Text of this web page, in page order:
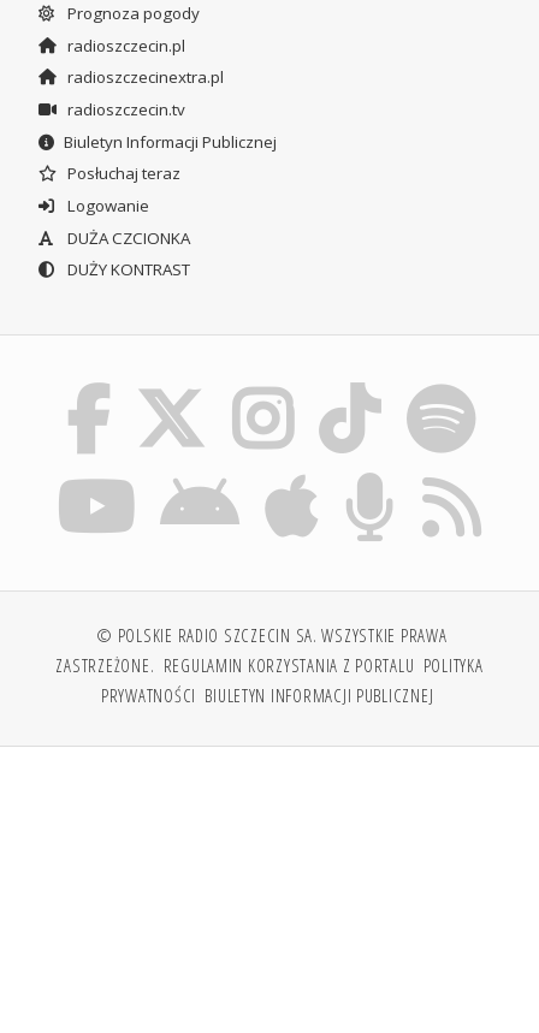
Prognoza pogody
radioszczecin.pl
radioszczecinextra.pl
radioszczecin.tv
Biuletyn Informacji Publicznej
Posłuchaj teraz
Logowanie
DUŻA CZCIONKA
DUŻY KONTRAST
© POLSKIE RADIO SZCZECIN SA. WSZYSTKIE PRAWA
ZASTRZEŻONE. REGULAMIN KORZYSTANIA Z PORTALU POLITYKA
PRYWATNOŚCI BIULETYN INFORMACJI PUBLICZNEJ